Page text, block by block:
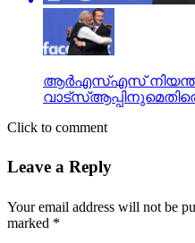
ആര്‍എസ്എസ്
Click to comment
Leave a Reply
Your email address will not be
marked *